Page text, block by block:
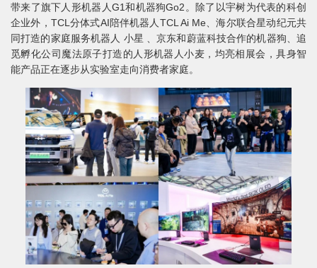
带来了旗下人形机器人G1和机器狗Go2。除了以宇树为代表的科创
企业外，TCL分体式AI陪伴机器人TCL Ai Me、海尔联合星动纪元共
同打造的家庭服务机器人 小星 、京东和蔚蓝科技合作的机器狗、追
觅孵化公司魔法原子打造的人形机器人小麦，均亮相展会，具身智
能产品正在逐步从实验室走向消费者家庭。